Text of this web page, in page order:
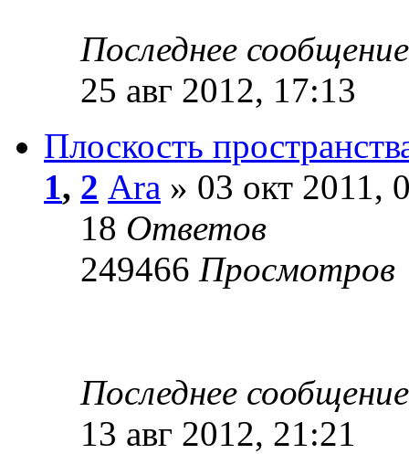
Последнее
25 авг 2012, 17:13
Плоскость
1, 2 Ara » 03 окт 2011,
18 Ответов
249466 Просмотров
Последнее
13 авг 2012, 21:21